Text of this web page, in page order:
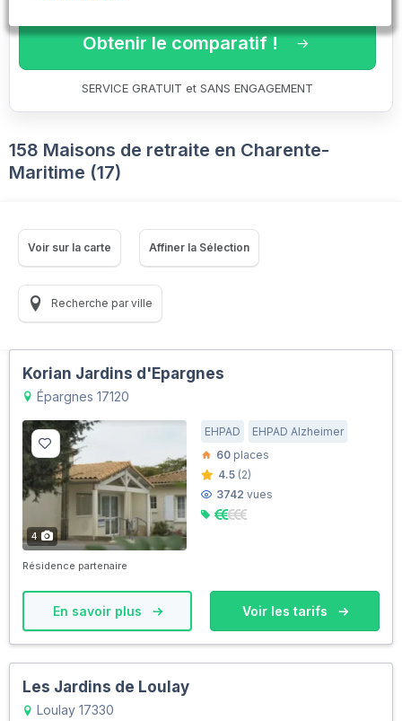
Obtenir le comparatif !
SERVICE GRATUIT et SANS ENGAGEMENT
158 Maisons de retraite en Charente-
Maritime (17)
Voir sur la carte Affiner la Sélection
Recherche par ville
Korian Jardins d'Epargnes
Épargnes 17120
4
EHPAD
EHPAD Alzheimer
60 places
4.5 (2)
3742 vues
Résidence partenaire
En savoir plus Voir les tarifs
Les Jardins de Loulay
Loulay 17330